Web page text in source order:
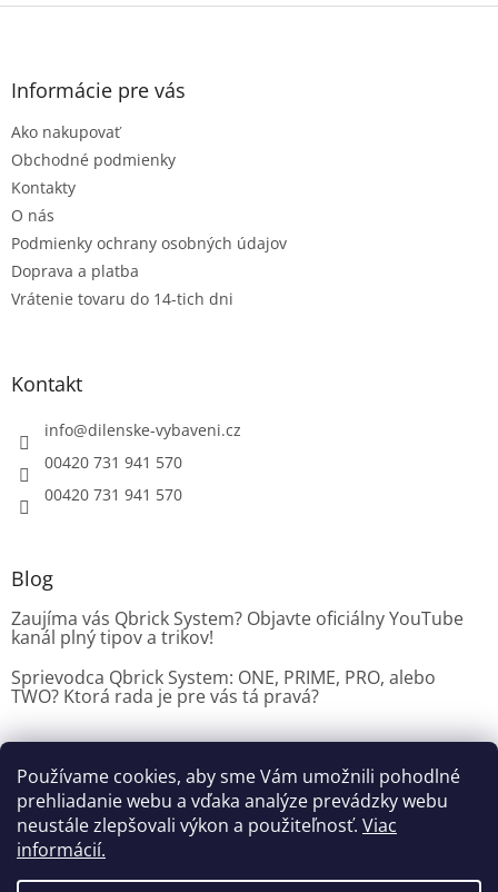
Používame cookies, aby sme Vám umožnili pohodlné
prehliadanie webu a vďaka analýze prevádzky webu
neustále zlepšovali výkon a použiteľnosť. Viac
informácií.
Z
Informácie pre vás
Ako nakupovať
Obchodné podmienky
Kontakty
O nás
Podmienky ochrany osobných údajov
Doprava a platba
Vrátenie tovaru do 14-tich dni
Kontakt
info@dilenske-vybaveni.cz
00420 731 941 570
00420 731 941 570
Blog
Zaujíma vás Qbrick System? Objavte oficiálny YouTube
kanál plný tipov a trikov!
Sprievodca Qbrick System: ONE, PRIME, PRO, alebo
TWO? Ktorá rada je pre vás tá pravá?
Dílenské vybavení CZ